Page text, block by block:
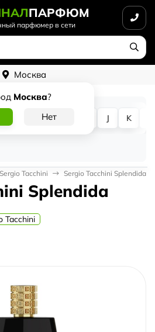
ПАРФЮМ
парфюмер в сети
Москва
Москва?
G J K
Sergio Tacchini Sergio Tacchini Splendida
Splendida
Tacchini